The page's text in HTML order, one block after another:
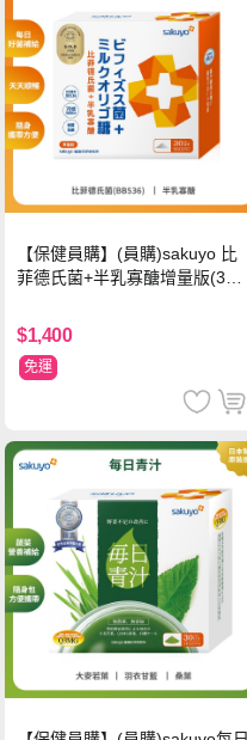
【保健員購】(員購)sakuyo 比
菲德氏菌+半乳寡醣增量版(30
$1,400
免運